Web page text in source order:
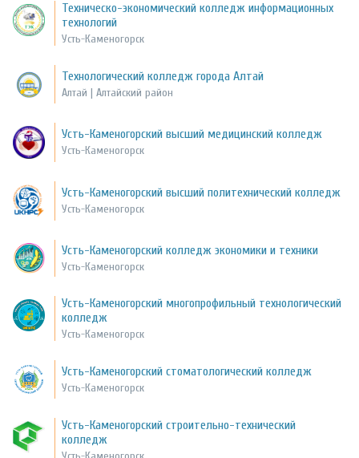
Техническо-экономический колледж информационных
технологий
Усть-Каменогорск
Технологический колледж города Алтай
Алтай | Алтайский район
Усть-Каменогорский высший медицинский колледж
Усть-Каменогорск
Усть-Каменогорский высший политехнический колледж
Усть-Каменогорск
Усть-Каменогорский колледж экономики и техники
Усть-Каменогорск
Усть-Каменогорский многопрофильный технологический
колледж
Усть-Каменогорск
Усть-Каменогорский стоматологический колледж
Усть-Каменогорск
Усть-Каменогорский строительно-технический
колледж